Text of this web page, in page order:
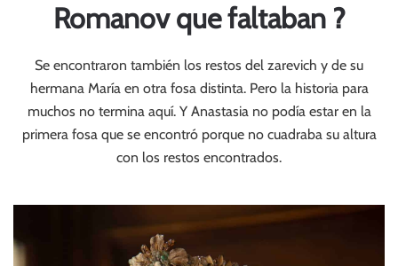
Romanov que faltaban ?
Se encontraron también los restos del zarevich y de su
hermana María en otra fosa distinta. Pero la historia para
muchos no termina aquí. Y Anastasia no podía estar en la
primera fosa que se encontró porque no cuadraba su altura
con los restos encontrados.